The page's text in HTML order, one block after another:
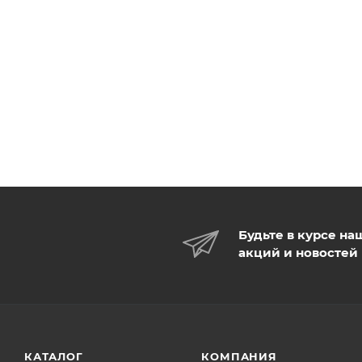
Будьте в курсе
акций и новостей
КАТАЛОГ КОМПАНИЯ